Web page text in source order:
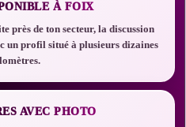
À FOIX
près de ton secteur, la discussion
un profil situé à plusieurs dizaines
AVEC PHOTO